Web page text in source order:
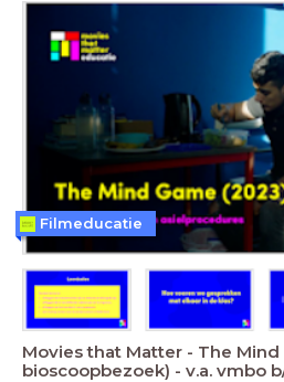
Movies that Matter - The
bioscoopbezoek) - v.a. vmbo
Filmeducatie